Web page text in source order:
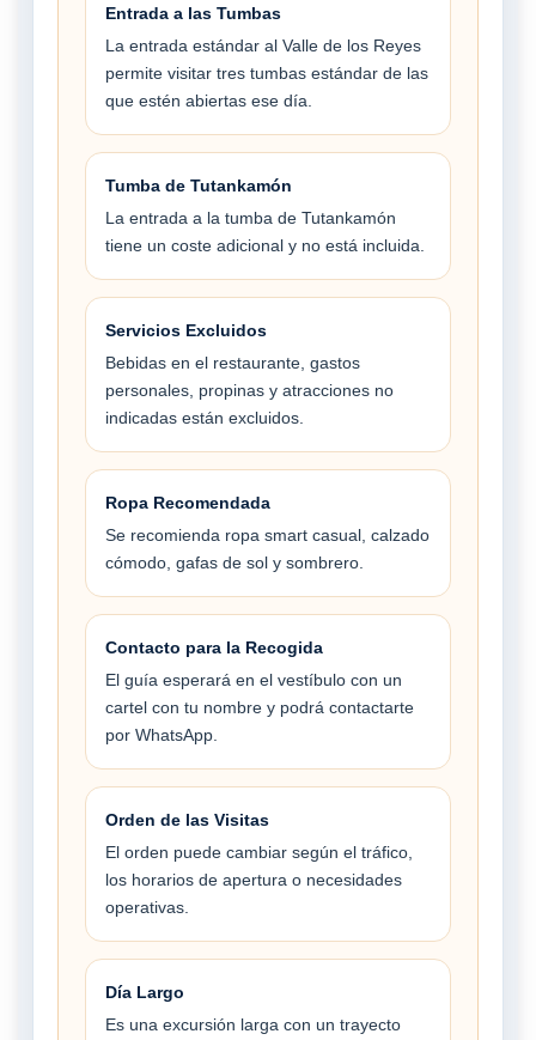
Entrada a las Tumbas
La entrada estándar al Valle de los Reyes
permite visitar tres tumbas estándar de las
que estén abiertas ese día.
Tumba de Tutankamón
La entrada a la tumba de Tutankamón
tiene un coste adicional y no está incluida.
Servicios Excluidos
Bebidas en el restaurante, gastos
personales, propinas y atracciones no
indicadas están excluidos.
Ropa Recomendada
Se recomienda ropa smart casual, calzado
cómodo, gafas de sol y sombrero.
Contacto para la Recogida
El guía esperará en el vestíbulo con un
cartel con tu nombre y podrá contactarte
por WhatsApp.
Orden de las Visitas
El orden puede cambiar según el tráfico,
los horarios de apertura o necesidades
operativas.
Día Largo
Es una excursión larga con un trayecto